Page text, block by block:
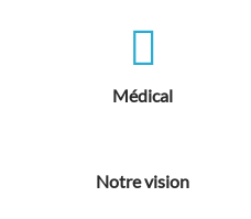
Médical
Notre vision